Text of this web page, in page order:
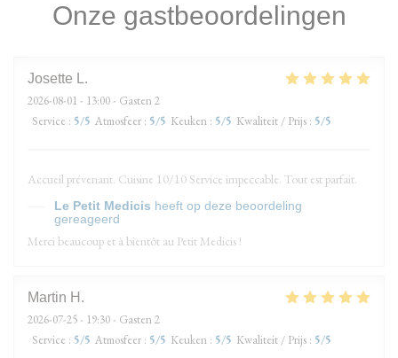
Onze gastbeoordelingen
Josette L
2026-08-01 - 13:00 - Gasten 2
Service : 5/5 Atmosfeer : 5/5 Keuken : 5/5 Kwaliteit / Prijs : 5/5
Accueil prévenant. Cuisine 10/10 Service impeccable. Tout est parfait.
Le Petit Medicis heeft op deze beoordeling
gereageerd
Merci beaucoup et à bientôt au Petit Medicis !
Martin H
2026-07-25 - 19:30 - Gasten 2
Service : 5/5 Atmosfeer : 5/5 Keuken : 5/5 Kwaliteit / Prijs : 5/5